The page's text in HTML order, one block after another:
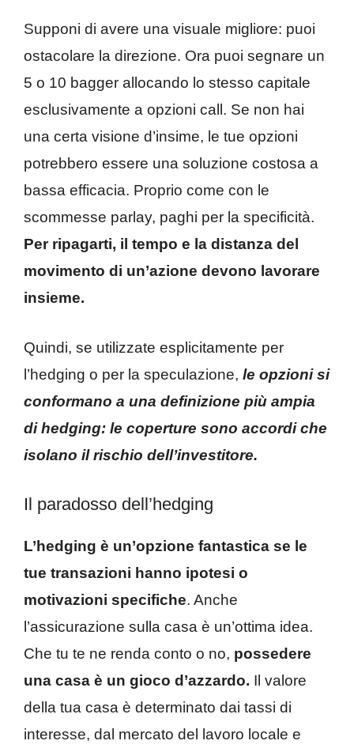
Supponi di avere una visuale migliore: puoi
ostacolare la direzione. Ora puoi segnare un
5 o 10 bagger allocando lo stesso capitale
esclusivamente a opzioni call. Se non hai
una certa visione d’insime, le tue opzioni
potrebbero essere una soluzione costosa a
bassa efficacia. Proprio come con le
scommesse parlay, paghi per la specificità.
Per ripagarti, il tempo e la distanza del
movimento di un’azione devono lavorare
insieme.
Quindi, se utilizzate esplicitamente per
l’hedging o per la speculazione, le opzioni si
conformano a una definizione più ampia
di hedging: le coperture sono accordi che
isolano il rischio dell’investitore.
Il paradosso dell’hedging
L’hedging è un’opzione fantastica se le
tue transazioni hanno ipotesi o
motivazioni specifiche. Anche
l’assicurazione sulla casa è un’ottima idea.
Che tu te ne renda conto o no, possedere
una casa è un gioco d’azzardo. Il valore
della tua casa è determinato dai tassi di
interesse, dal mercato del lavoro locale e